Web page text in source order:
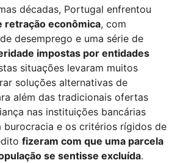
décadas, Portugal enfrentou
retração econômica, com
desemprego e uma série de
impostas por entidades
situações levaram muitos
soluções alternativas de
além das tradicionais ofertas
nas instituições bancárias
burocracia e os critérios rígidos de
fizeram com que uma parcela
se sentisse excluída.